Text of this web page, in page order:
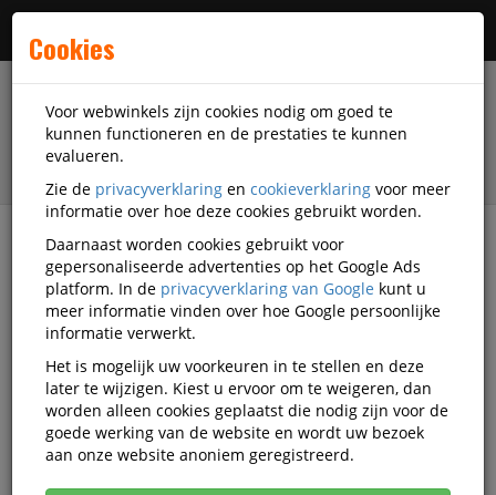
filter
Klusbenodigdheden
Elektronicacomponenten
Passieve Componenten
Seder OUTLET Lid For 15mm
Button (grey)
Cookies
Voor webwinkels zijn cookies nodig om goed te
kunnen functioneren en de prestaties te kunnen
evalueren.
Zie de privacyverklaring en cookieverklaring voor meer
informatie over hoe deze cookies gebruikt worden.
Daarnaast worden cookies gebruikt voor
gepersonaliseerde advertenties op het Google Ads
platform. In de privacyverklaring van Google kunt u
meer informatie vinden over hoe Google persoonlijke
informatie verwerkt.
Het is mogelijk uw voorkeuren in te stellen en deze
later te wijzigen. Kiest u ervoor om te weigeren, dan
worden alleen cookies geplaatst die nodig zijn voor de
goede werking van de website en wordt uw bezoek
aan onze website anoniem geregistreerd.